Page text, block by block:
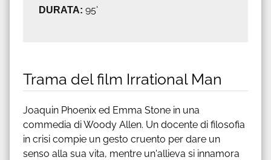
DURATA: 95'
Trama del film Irrational Man
Joaquin Phoenix ed Emma Stone in una
commedia di Woody Allen. Un docente di filosofia
in crisi compie un gesto cruento per dare un
senso alla sua vita, mentre un'allieva si innamora